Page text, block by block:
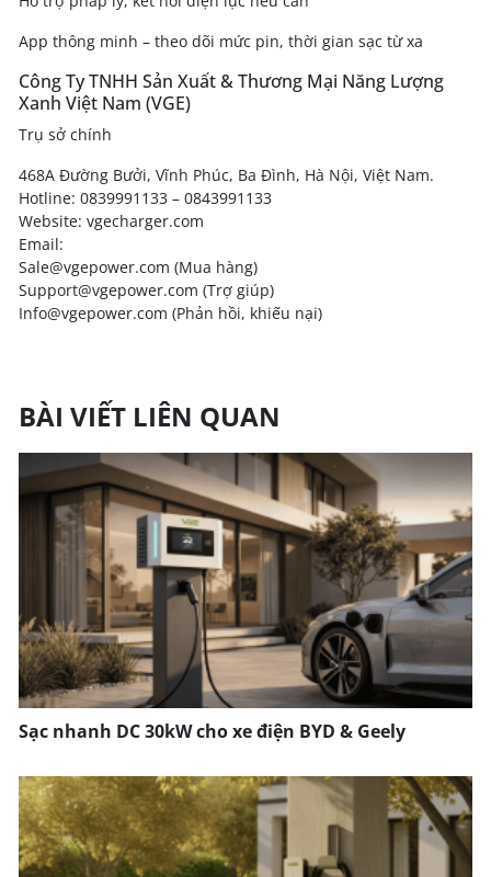
App thông minh – theo dõi mức pin, thời gian sạc từ xa
Công Ty TNHH Sản Xuất & Thương Mại Năng Lượng
Xanh Việt Nam (VGE)
Trụ sở chính
468A Đường Bưởi, Vĩnh Phúc, Ba Đình, Hà Nội, Việt Nam.
Hotline: 0839991133 – 0843991133
Website: vgecharger.com
Email:
Sale@vgepower.com (Mua hàng)
Support@vgepower.com (Trợ giúp)
Info@vgepower.com (Phản hồi, khiếu nại)
BÀI VIẾT LIÊN QUAN
Sạc nhanh DC 30kW cho xe điện BYD & Geely